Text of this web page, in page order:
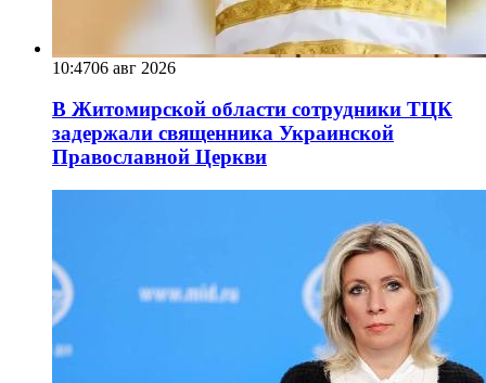
10:4706 авг 2026
В Житомирской области сотрудники ТЦК
задержали священника Украинской
Православной Церкви